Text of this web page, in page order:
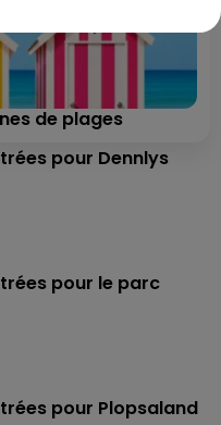
de plages
pour Dennlys
pour le parc
pour Plopsaland